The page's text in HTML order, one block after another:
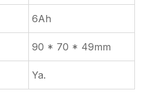
6Ah
90 * 70 * 49mm
Ya.